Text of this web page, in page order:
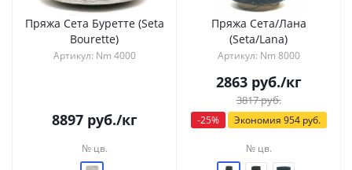
Пряжа Сета Буретте (Seta
Bourette)
Артикул: Nm 4000
8897руб./кг
№ цв.
Пряжа Сета/Лана
(Seta/Lana)
Артикул: Nm 8000
2863руб./кг
3817руб.
-25% Экономия 954руб.
№ цв.